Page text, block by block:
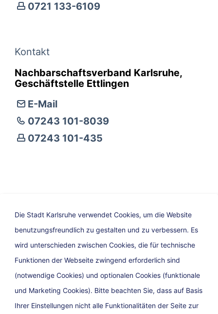
0721 133-6109
Kontakt
Nachbarschaftsverband Karlsruhe,
Geschäftstelle Ettlingen
E-Mail
07243 101-8039
07243 101-435
Drucken
Teilen
25. November 2025, Stadt Karlsruhe
Die Stadt Karlsruhe verwendet Cookies, um die Website
benutzungsfreundlich zu gestalten und zu verbessern. Es
wird unterschieden zwischen Cookies, die für technische
Funktionen der Webseite zwingend erforderlich sind
(notwendige Cookies) und optionalen Cookies (funktionale
und Marketing Cookies). Bitte beachten Sie, dass auf Basis
Ihrer Einstellungen nicht alle Funktionalitäten der Seite zur